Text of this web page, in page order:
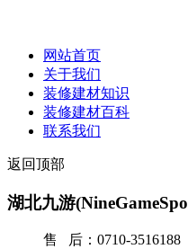
网站首页
关于我们
装修建材知识
装修建材百科
联系我们
返回顶部
湖北九游
售 后：0710-3516188